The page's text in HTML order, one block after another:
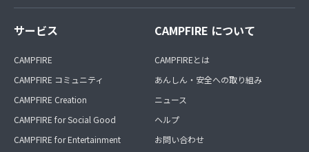
サービス
CAMPFIRE
CAMPFIRE コミュニティ
CAMPFIRE Creation
CAMPFIRE for Social Good
CAMPFIRE for Entertainment
CAMPFIRE について
CAMPFIREとは
あんしん・安全への取り組み
ニュース
ヘルプ
お問い合わせ